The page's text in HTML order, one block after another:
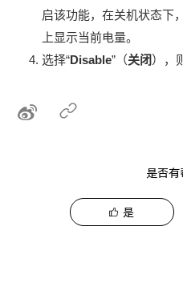
启该功能，在关机状态下
上显示当前电量。
选择“Disable”（关闭），
是否有
是